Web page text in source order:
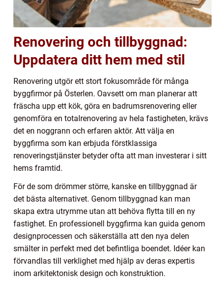
Renovering och tillbyggnad:
Uppdatera ditt hem med stil
Renovering utgör ett stort fokusområde för många
byggfirmor på Österlen. Oavsett om man planerar att
fräscha upp ett kök, göra en badrumsrenovering eller
genomföra en totalrenovering av hela fastigheten, krävs
det en noggrann och erfaren aktör. Att välja en
byggfirma som kan erbjuda förstklassiga
renoveringstjänster betyder ofta att man investerar i sitt
hems framtid.
För de som drömmer större, kanske en tillbyggnad är
det bästa alternativet. Genom tillbyggnad kan man
skapa extra utrymme utan att behöva flytta till en ny
fastighet. En professionell byggfirma kan guida genom
designprocessen och säkerställa att den nya delen
smälter in perfekt med det befintliga boendet. Idéer kan
förvandlas till verklighet med hjälp av deras expertis
inom arkitektonisk design och konstruktion.